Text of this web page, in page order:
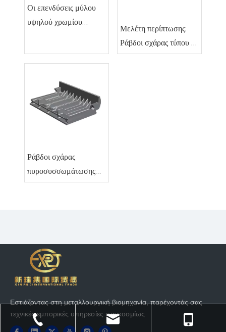
Οι επενδύσεις μύλου
υψηλού χρωμίου
90 σε 212 ημέρες σε
Μελέτη περίπτωσης:
Ράβδοι σχάρας τύπου R
για 1.000 t/d Ebara-
Ράβδοι σχάρας
πυροσυσσωμάτωσης
υψηλής περιεκτικότητας
στρέβλωσης
Εστιάζοντας στη μεταλλουργική βιομηχανία, παρέχοντάς σας
τεχνικές εμπορικές υπηρεσίες παγκοσμίως